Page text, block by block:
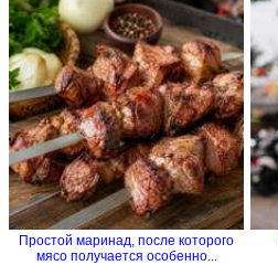
Простой маринад, после которого
мясо получается особенно...